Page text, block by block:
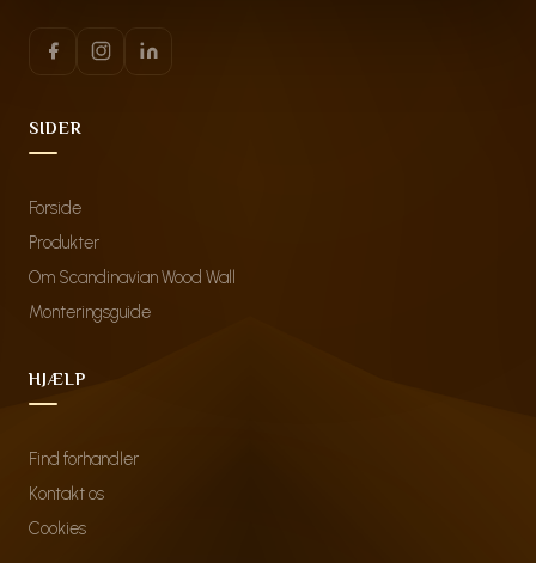
SIDER
Forside
Produkter
Om Scandinavian Wood Wall
Monteringsguide
HJÆLP
Find forhandler
Kontakt os
Cookies